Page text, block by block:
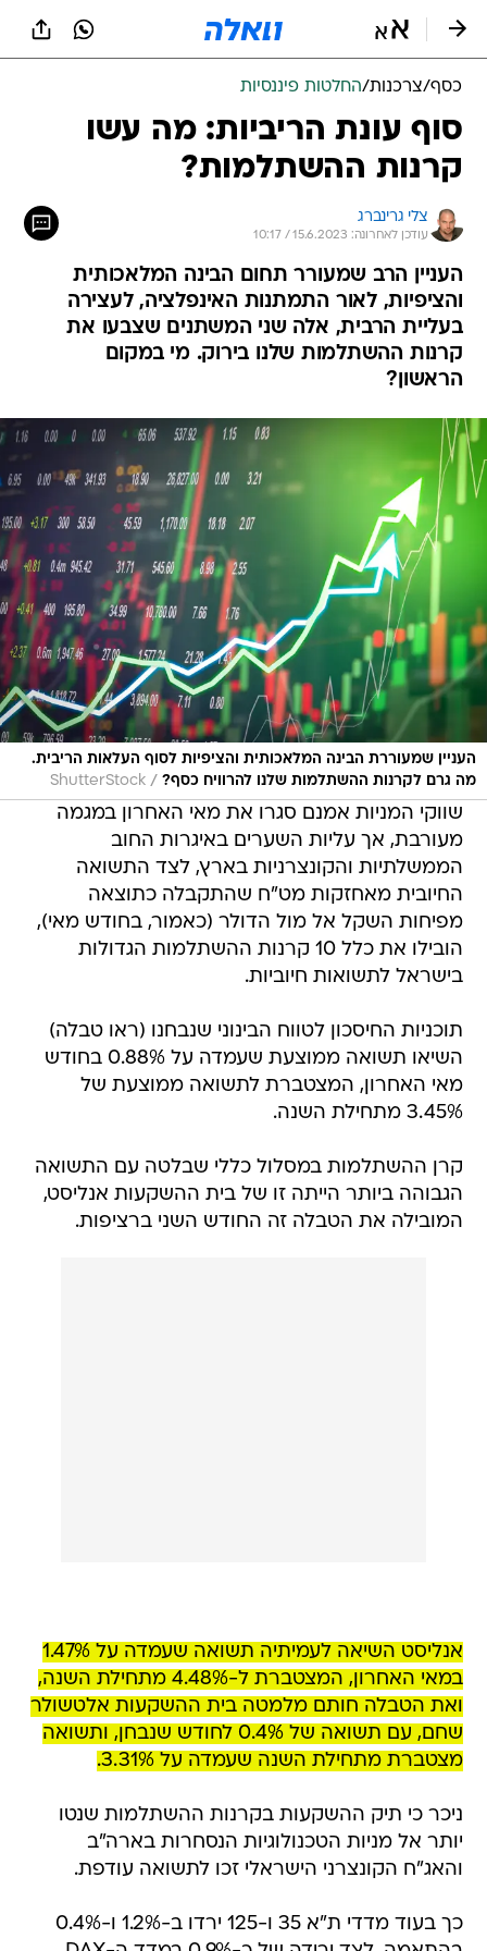
כסף/צרכנות/החלטות פיננסיות
סוף עונת הריביות: מה עשו
קרנות ההשתלמות?
צלי גרינברג
עודכן לאחרונה: 15.6.2023 / 10:17
העניין הרב שמעורר תחום הבינה המלאכותית
והציפיות, לאור התמתנות האינפלציה, לעצירה
בעליית הרבית, אלה שני המשתנים שצבעו את
קרנות ההשתלמות שלנו בירוק. מי במקום
הראשון?
העניין שמעוררת הבינה המלאכותית והציפיות לסוף העלאות הריבית.
מה גרם לקרנות ההשתלמות שלנו להרוויח כסף? /
ShutterStock
שווקי המניות אמנם סגרו את מאי האחרון במגמה
מעורבת, אך עליות השערים באיגרות החוב
הממשלתיות והקונצרניות בארץ, לצד התשואה
החיובית מאחזקות מט"ח שהתקבלה כתוצאה
מפיחות השקל אל מול הדולר (כאמור, בחודש מאי),
הובילו את כלל 10 קרנות ההשתלמות הגדולות
בישראל לתשואות חיוביות.
תוכניות החיסכון לטווח הבינוני שנבחנו (ראו טבלה)
השיאו תשואה ממוצעת שעמדה על 0.88% בחודש
מאי האחרון, המצטברת לתשואה ממוצעת של
3.45% מתחילת השנה.
קרן ההשתלמות במסלול כללי שבלטה עם התשואה
הגבוהה ביותר הייתה זו של בית ההשקעות אנליסט,
המובילה את הטבלה זה החודש השני ברציפות.
אנליסט השיאה לעמיתיה תשואה שעמדה על 1.47%
במאי האחרון, המצטברת ל-4.48% מתחילת השנה,
ואת הטבלה חותם מלמטה בית ההשקעות אלטשולר
שחם, עם תשואה של 0.4% לחודש שנבחן, ותשואה
מצטברת מתחילת השנה שעמדה על 3.31%.
ניכר כי תיק ההשקעות בקרנות ההשתלמות שנטו
יותר אל מניות הטכנולוגיות הנסחרות בארה"ב
והאג"ח הקונצרני הישראלי זכו לתשואה עודפת.
כך בעוד מדדי ת"א 35 ו-125 ירדו ב-1.2% ו-0.4%